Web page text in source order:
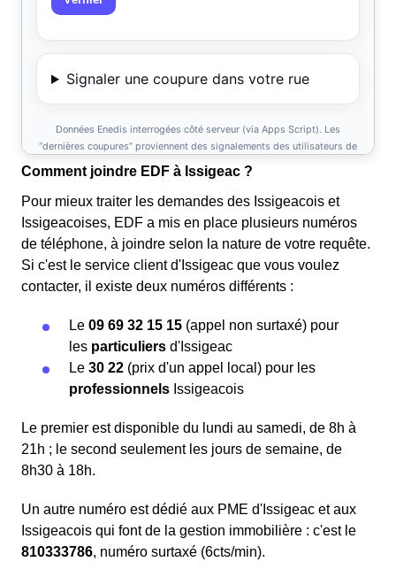
Comment joindre EDF à Issigeac ?
Pour mieux traiter les demandes des Issigeacois et
Issigeacoises, EDF a mis en place plusieurs numéros
de téléphone, à joindre selon la nature de votre requête.
Si c'est le service client d'Issigeac que vous voulez
contacter, il existe deux numéros différents :
Le 09 69 32 15 15 (appel non surtaxé) pour
les particuliers d'Issigeac
Le 30 22 (prix d'un appel local) pour les
professionnels Issigeacois
Le premier est disponible du lundi au samedi, de 8h à
21h ; le second seulement les jours de semaine, de
8h30 à 18h.
Un autre numéro est dédié aux PME d'Issigeac et aux
Issigeacois qui font de la gestion immobilière : c'est le
810333786, numéro surtaxé (6cts/min).